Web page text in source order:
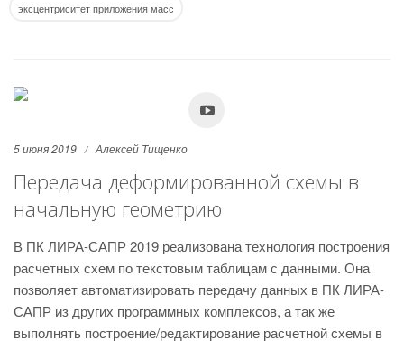
эксцентриситет приложения масс
5 июня 2019 Алексей Тищенко
Передача деформированной схемы в
начальную геометрию
В ПК ЛИРА-САПР 2019 реализована технология построения
расчетных схем по текстовым таблицам с данными. Она
позволяет автоматизировать передачу данных в ПК ЛИРА-
САПР из других программных комплексов, а так же
выполнять построение/редактирование расчетной схемы в